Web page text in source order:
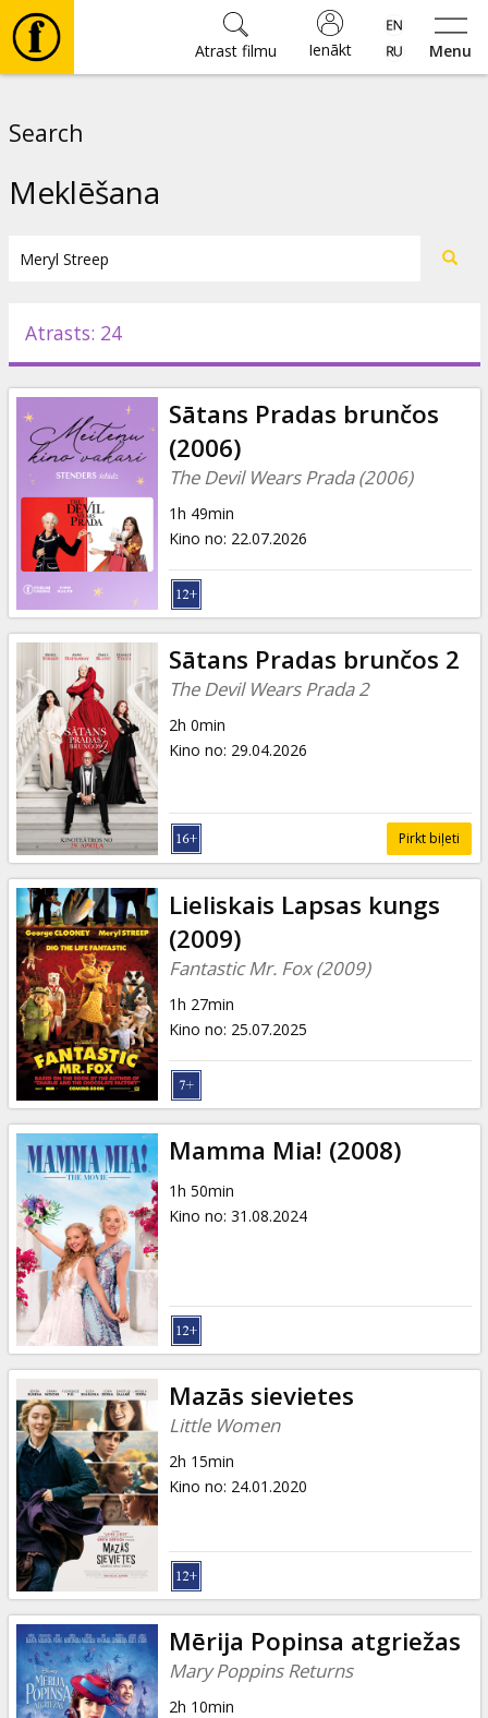
Menu
Ienākt
Atrast filmu
Pasākumi
Ziņas
Dāvanu
kartes
Uzkodas
B2B
Kino
Klubs
Search
Meklēšana
Atrasts: 24
Sātans Pradas brunčos
(2006)
The Devil Wears Prada (2006)
1h 49min
Kino no: 22.07.2026
Sātans Pradas brunčos 2
The Devil Wears Prada 2
2h 0min
Kino no: 29.04.2026
Pirkt biļeti
Lieliskais Lapsas kungs
(2009)
Fantastic Mr. Fox (2009)
1h 27min
Kino no: 25.07.2025
Mamma Mia! (2008)
1h 50min
Kino no: 31.08.2024
Mazās sievietes
Little Women
2h 15min
Kino no: 24.01.2020
Mērija Popinsa atgriežas
Mary Poppins Returns
2h 10min